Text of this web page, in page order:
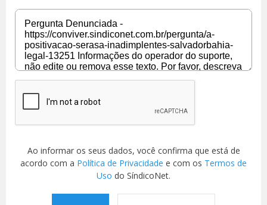
Ao informar os seus dados, você confirma que está de
acordo com a Política de Privacidade e com os Termos de
Uso do SíndicoNet.